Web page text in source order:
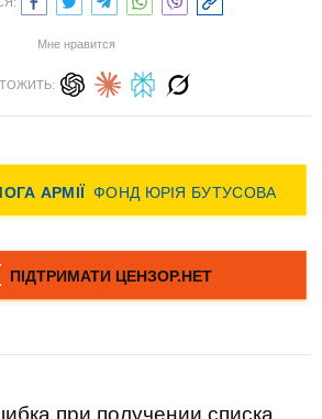
Мне нравится
при получении списка